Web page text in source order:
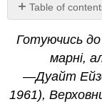
Table of
Новий
спосіб
думати
про
планування
Готуючись
марні,
—Дуайт
1961),